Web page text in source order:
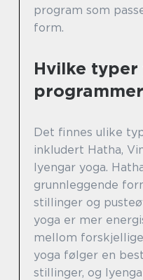
program som
form.
Hvilke typer
Det finnes ulike
inkludert Hatha,
Iyengar yoga.
grunnleggende
stillinger og
yoga er mer
mellom
yoga følger en
stillinger, og